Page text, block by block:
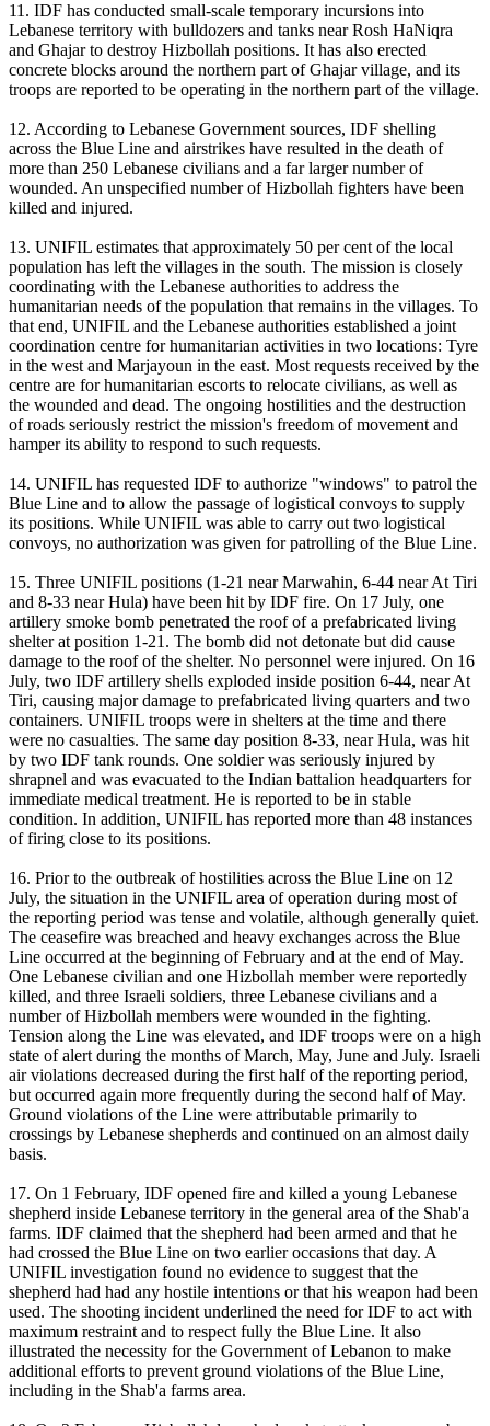
11. IDF has conducted small-scale temporary incursions into
Lebanese territory with bulldozers and tanks near Rosh HaNiqra
and Ghajar to destroy Hizbollah positions. It has also erected
concrete blocks around the northern part of Ghajar village, and its
troops are reported to be operating in the northern part of the village.
12. According to Lebanese Government sources, IDF shelling
across the Blue Line and airstrikes have resulted in the death of
more than 250 Lebanese civilians and a far larger number of
wounded. An unspecified number of Hizbollah fighters have been
killed and injured.
13. UNIFIL estimates that approximately 50 per cent of the local
population has left the villages in the south. The mission is closely
coordinating with the Lebanese authorities to address the
humanitarian needs of the population that remains in the villages. To
that end, UNIFIL and the Lebanese authorities established a joint
coordination centre for humanitarian activities in two locations: Tyre
in the west and Marjayoun in the east. Most requests received by the
centre are for humanitarian escorts to relocate civilians, as well as
the wounded and dead. The ongoing hostilities and the destruction
of roads seriously restrict the mission's freedom of movement and
hamper its ability to respond to such requests.
14. UNIFIL has requested IDF to authorize "windows" to patrol the
Blue Line and to allow the passage of logistical convoys to supply
its positions. While UNIFIL was able to carry out two logistical
convoys, no authorization was given for patrolling of the Blue Line.
15. Three UNIFIL positions (1-21 near Marwahin, 6-44 near At Tiri
and 8-33 near Hula) have been hit by IDF fire. On 17 July, one
artillery smoke bomb penetrated the roof of a prefabricated living
shelter at position 1-21. The bomb did not detonate but did cause
damage to the roof of the shelter. No personnel were injured. On 16
July, two IDF artillery shells exploded inside position 6-44, near At
Tiri, causing major damage to prefabricated living quarters and two
containers. UNIFIL troops were in shelters at the time and there
were no casualties. The same day position 8-33, near Hula, was hit
by two IDF tank rounds. One soldier was seriously injured by
shrapnel and was evacuated to the Indian battalion headquarters for
immediate medical treatment. He is reported to be in stable
condition. In addition, UNIFIL has reported more than 48 instances
of firing close to its positions.
16. Prior to the outbreak of hostilities across the Blue Line on 12
July, the situation in the UNIFIL area of operation during most of
the reporting period was tense and volatile, although generally quiet.
The ceasefire was breached and heavy exchanges across the Blue
Line occurred at the beginning of February and at the end of May.
One Lebanese civilian and one Hizbollah member were reportedly
killed, and three Israeli soldiers, three Lebanese civilians and a
number of Hizbollah members were wounded in the fighting.
Tension along the Line was elevated, and IDF troops were on a high
state of alert during the months of March, May, June and July. Israeli
air violations decreased during the first half of the reporting period,
but occurred again more frequently during the second half of May.
Ground violations of the Line were attributable primarily to
crossings by Lebanese shepherds and continued on an almost daily
basis.
17. On 1 February, IDF opened fire and killed a young Lebanese
shepherd inside Lebanese territory in the general area of the Shab'a
farms. IDF claimed that the shepherd had been armed and that he
had crossed the Blue Line on two earlier occasions that day. A
UNIFIL investigation found no evidence to suggest that the
shepherd had had any hostile intentions or that his weapon had been
used. The shooting incident underlined the need for IDF to act with
maximum restraint and to respect fully the Blue Line. It also
illustrated the necessity for the Government of Lebanon to make
additional efforts to prevent ground violations of the Blue Line,
including in the Shab'a farms area.